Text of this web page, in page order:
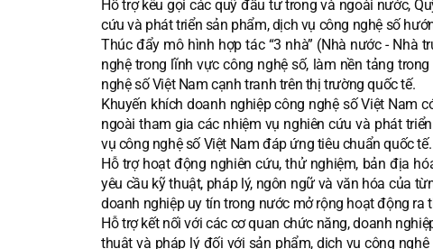
Hỗ trợ kêu gọi các quỹ đầu tư trong và ngoài nước,
cứu và phát triển sản phẩm, dịch vụ công nghệ số
Thúc đẩy mô hình hợp tác “3 nhà” (Nhà nước - Nhà
nghệ trong lĩnh vực công nghệ số, làm nền tảng
nghệ số Việt Nam cạnh tranh trên thị trường quốc tế.
Khuyến khích doanh nghiệp công nghệ số Việt Nam
ngoài tham gia các nhiệm vụ nghiên cứu và phát
vụ công nghệ số Việt Nam đáp ứng tiêu chuẩn quốc tế.
Hỗ trợ hoạt động nghiên cứu, thử nghiệm, bản địa
yêu cầu kỹ thuật, pháp lý, ngôn ngữ và văn hóa của
doanh nghiệp uy tín trong nước mở rộng hoạt động ra
Hỗ trợ kết nối với các cơ quan chức năng, doanh
thuật và pháp lý đối với sản phẩm, dịch vụ công